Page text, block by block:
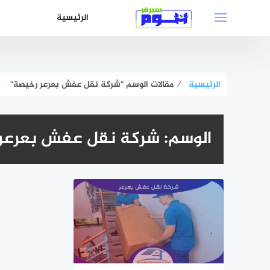
الرئيسية
الرئيسية ⁄ مقالات الوسم "شركة نقل عفش بعرعر رخيصة"
الوسم:شركة نقل عفش